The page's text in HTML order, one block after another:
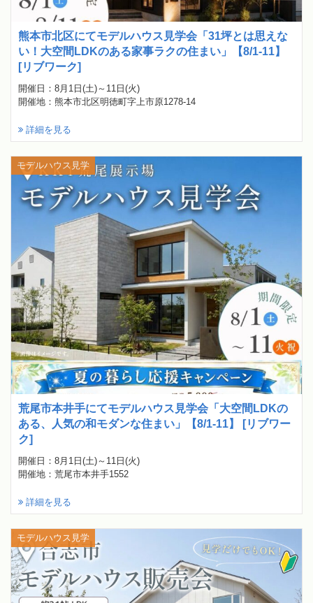
熊本市北区にてモデルハウス見学会「31坪とは思えな
い！大空間LDKのある家事ラクの住まい」【8/1-11】
[リブワーク]
開催日：8月1日(土)～11日(火)
開催地：熊本市北区明徳町字上市原1278-14
詳細を見る
荒尾市本井手にてモデルハウス見学会「大空間LDKの
ある、人気の和モダンな住まい」【8/1-11】 [リブワー
ク]
開催日：8月1日(土)～11日(火)
開催地：荒尾市本井手1552
詳細を見る
モデルハウス見学
モデルハウス見学